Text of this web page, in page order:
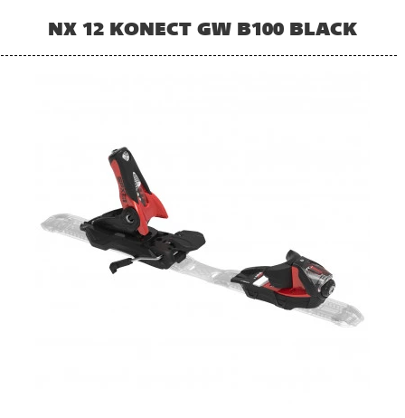
NX 12 KONECT GW B100 BLACK